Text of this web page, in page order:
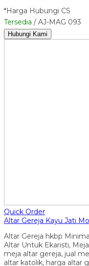
*Harga Hubungi CS
Tersedia / AJ-MAG 093
Hubungi Kami
Quick Order
Altar Gereja Kayu Jati
Altar Gereja hkbp
Altar Untuk Ekaristi,
meja altar gereja, jual
altar katolik, harga altar